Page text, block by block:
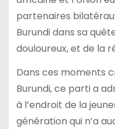
partenaires
Burundi dans sa
douloureux, et de la
Dans ces moments
Burundi, ce parti a
à l’endroit de la
génération qui n’a